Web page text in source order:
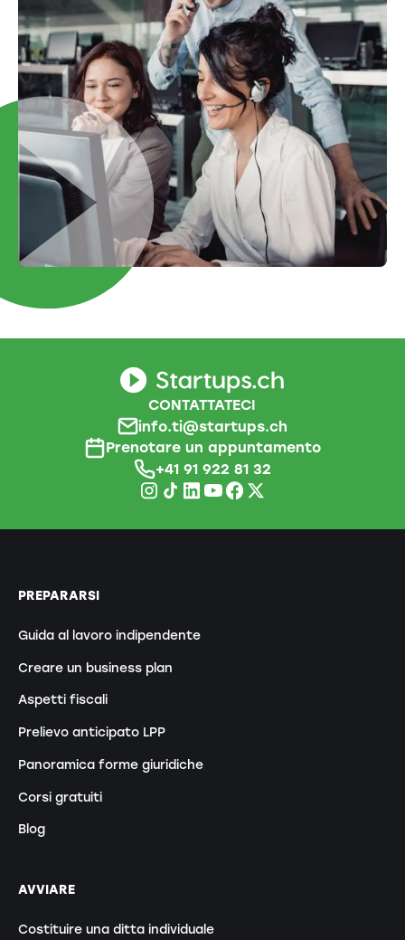
CONTATTATECI
info.ti@startups.ch
Prenotare un appuntamento
+41 91 922 81 32
PREPARARSI
Guida al lavoro indipendente
Creare un business plan
Aspetti fiscali
Prelievo anticipato LPP
Panoramica forme giuridiche
Corsi gratuiti
Blog
AVVIARE
Costituire una ditta individuale